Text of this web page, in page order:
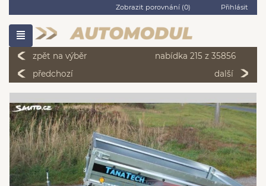
Zobrazit porovnání (0) Přihlásit
zpět na výběr
nabídka 215 z 35856
předchozí
další